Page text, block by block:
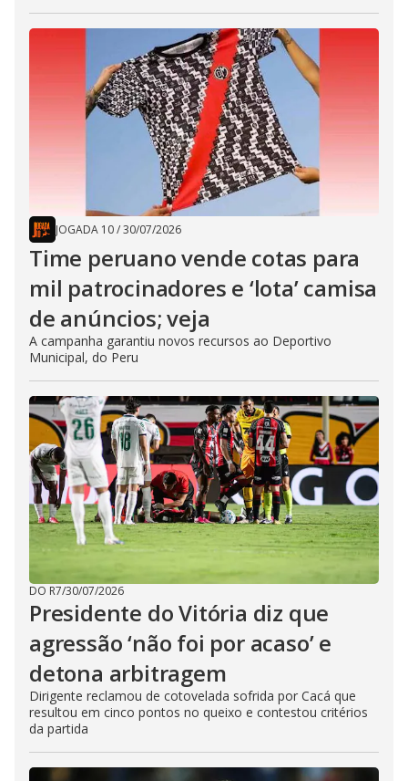
JOGADA 10/30/07/2026
Time peruano vende cotas para
mil patrocinadores e ‘lota’ camisa
de anúncios; veja
A campanha garantiu novos recursos ao Deportivo
Municipal, do Peru
DO R7/30/07/2026
Presidente do Vitória diz que
agressão ‘não foi por acaso’ e
detona arbitragem
Dirigente reclamou de cotovelada sofrida por Cacá que
resultou em cinco pontos no queixo e contestou critérios
da partida